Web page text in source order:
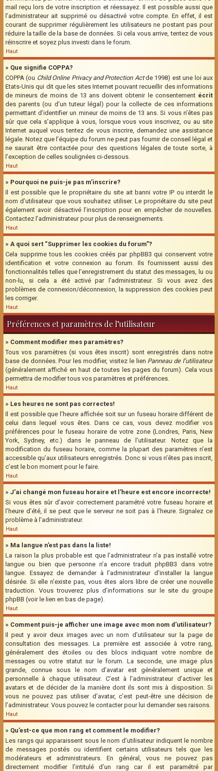
mail reçu lors de votre inscription et réessayez. Il est possible aussi que
l’administrateur ait supprimé ou désactivé votre compte. En effet, il est
courant de supprimer régulièrement les utilisateurs ne postant pas pour
réduire la taille de la base de données. Si cela vous arrive, tentez de vous
réinscrire et soyez plus investi dans le forum.
Haut
» Que signifie COPPA?
COPPA (ou Child Online Privacy and Protection Actde 1998) est une loi aux
Etats-Unis qui dit que les sites Internet pouvant recueillir des informations
de mineurs de moins de 13 ans doivent obtenir le consentement écrit
des parents (ou d’un tuteur légal) pour la collecte de ces informations
permettant d’identifier un mineur de moins de 13 ans. Si vous n’êtes pas
sûr que cela s’applique à vous, lorsque vous vous inscrivez, ou au site
Internet auquel vous tentez de vous inscrire, demandez une assistance
légale. Notez que l’équipe du forum ne peut pas fournir de conseil légal et
ne saurait être contactée pour des questions légales de toute sorte, à
l’exception de celles soulignées ci-dessous.
Haut
» Pourquoi ne puis-je pas m’inscrire?
Il est possible que le propriétaire du site ait banni votre IP ou interdit le
nom d’utilisateur que vous souhaitez utiliser. Le propriétaire du site peut
également avoir désactivé l’inscription pour en empêcher de nouvelles.
Contactez l’administrateur pour plus de renseignements.
Haut
» A quoi sert “Supprimer les cookies du forum”?
Cela supprime tous les cookies créés par phpBB3 qui conservent votre
identification et votre connexion au forum. Ils fournissent aussi des
fonctionnalités telles que l’enregistrement du statut des messages, lu ou
non-lu, si cela a été activé par l’administrateur. Si vous avez des
problèmes de connexion/déconnexion, la suppression des cookies peut
les corriger.
Haut
Préférences et paramètres de l’utilisateur
» Comment modifier mes paramètres?
Tous vos paramètres (si vous êtes inscrit) sont enregistrés dans notre
base de données. Pour les modifier, visitez le lien Panneau de l’utilisateur
(généralement affiché en haut de toutes les pages du forum). Cela vous
permettra de modifier tous vos paramètres et préférences.
Haut
» Les heures ne sont pas correctes!
Il est possible que l’heure affichée soit sur un fuseau horaire différent de
celui dans lequel vous êtes. Dans ce cas, vous devez modifier vos
préférences pour le fuseau horaire de votre zone (Londres, Paris, New
York, Sydney, etc.) dans le panneau de l’utilisateur. Notez que la
modification du fuseau horaire, comme la plupart des paramètres n’est
accessible qu’aux utilisateurs enregistrés. Donc si vous n’êtes pas inscrit,
c’est le bon moment pour le faire.
Haut
» J’ai changé mon fuseau horaire et l’heure est encore incorrecte!
Si vous êtes sûr d’avoir correctement paramétré votre fuseau horaire et
l’heure d’été, il se peut que le serveur ne soit pas à l’heure. Signalez ce
problème à l’administrateur.
Haut
» Ma langue n’est pas dans la liste!
La raison la plus probable est que l’administrateur n’a pas installé votre
langue ou bien que personne n’a encore traduit phpBB3 dans votre
langue. Essayez de demander à l’administrateur d’installer la langue
désirée. Si elle n’existe pas, vous êtes alors libre de créer une nouvelle
traduction. Vous trouverez plus d’informations sur le site du groupe
phpBB (voir le lien en bas de page).
Haut
» Comment puis-je afficher une image avec mon nom d’utilisateur?
Il peut y avoir deux images avec un nom d’utilisateur sur la page de
consultation des messages. La première est associée à votre rang,
généralement des étoiles ou des blocs indiquant votre nombre de
messages ou votre statut sur le forum. La seconde, une image plus
grande, connue sous le nom d’avatar est généralement unique et
personnelle à chaque utilisateur. C’est à l’administrateur d’activer les
avatars et de décider de la manière dont ils sont mis à disposition. Si
vous ne pouvez pas utiliser d’avatar, c’est peut-être une décision de
l’administrateur. Vous pouvez le contacter pour lui demander ses raisons.
Haut
» Qu’est-ce que mon rang et comment le modifier?
Les rangs qui apparaissent sous le nom d’utilisateur indiquent le nombre
de messages postés ou identifient certains utilisateurs tels que les
modérateurs et administrateurs. En général, vous ne pouvez pas
directement modifier l’intitulé d’un rang car il est paramétré par